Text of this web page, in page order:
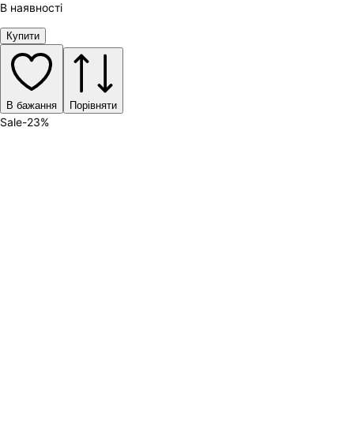
В наявності
Купити
В бажання Порівняти
Sale-23%